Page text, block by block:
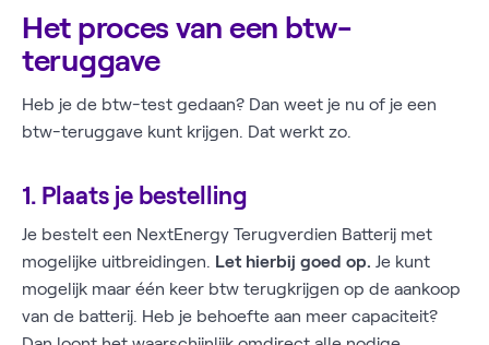
Het proces van een btw-
teruggave
Heb je de btw-test gedaan? Dan weet je nu of je een
btw-teruggave kunt krijgen. Dat werkt zo.
1. Plaats je bestelling
Je bestelt een NextEnergy Terugverdien Batterij met
mogelijke uitbreidingen. Let hierbij goed op. Je kunt
mogelijk maar één keer btw terugkrijgen op de aankoop
van de batterij. Heb je behoefte aan meer capaciteit?